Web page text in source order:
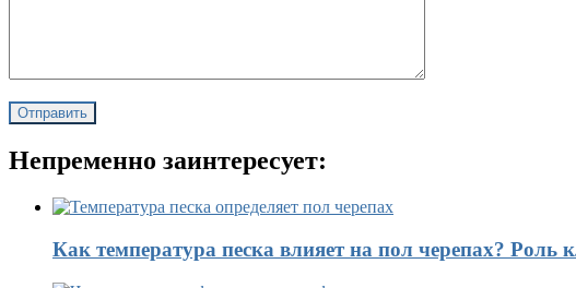
Непременно заинтересует:
Как температура песка влияет на пол черепах? Роль